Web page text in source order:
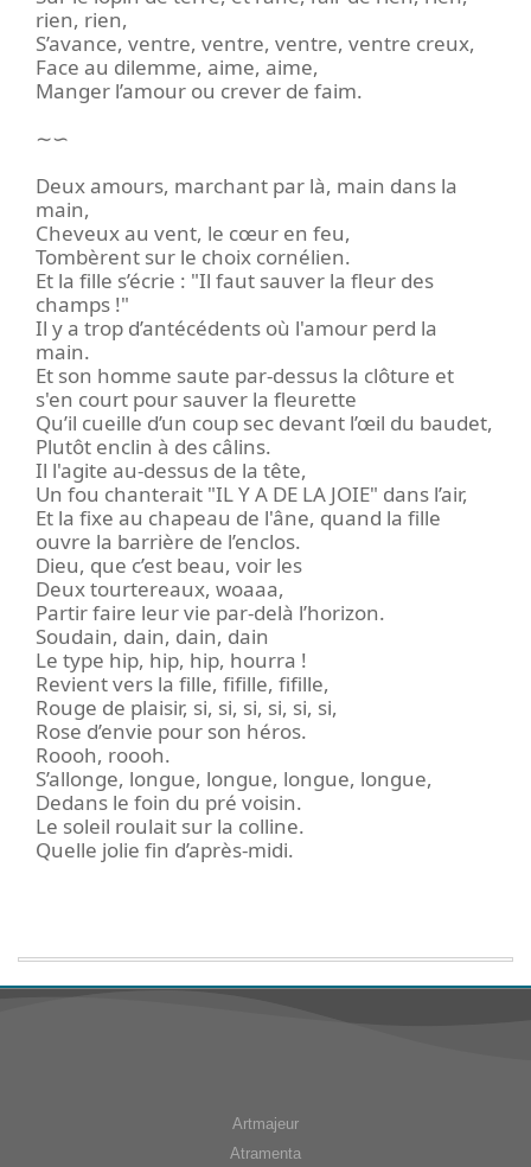
rien, rien,
S’avance, ventre, ventre, ventre, ventre creux,
Face au dilemme, aime, aime,
Manger l’amour ou crever de faim.
∼∽
Deux amours, marchant par là, main dans la
main,
Cheveux au vent, le cœur en feu,
Tombèrent sur le choix cornélien.
Et la fille s’écrie : "Il faut sauver la fleur des
champs !"
Il y a trop d’antécédents où l'amour perd la
main.
Et son homme saute par-dessus la clôture et
s'en court pour sauver la fleurette
Qu’il cueille d’un coup sec devant l’œil du baudet,
Plutôt enclin à des câlins.
Il l'agite au-dessus de la tête,
Un fou chanterait "IL Y A DE LA JOIE" dans l’air,
Et la fixe au chapeau de l'âne, quand la fille
ouvre la barrière de l’enclos.
Dieu, que c’est beau, voir les
Deux tourtereaux, woaaa,
Partir faire leur vie par-delà l’horizon.
Soudain, dain, dain, dain
Le type hip, hip, hip, hourra !
Revient vers la fille, fifille, fifille,
Rouge de plaisir, si, si, si, si, si, si,
Rose d’envie pour son héros.
Roooh, roooh.
S’allonge, longue, longue, longue, longue,
Dedans le foin du pré voisin.
Le soleil roulait sur la colline.
Quelle jolie fin d’après-midi.
Artmajeur
Atramenta